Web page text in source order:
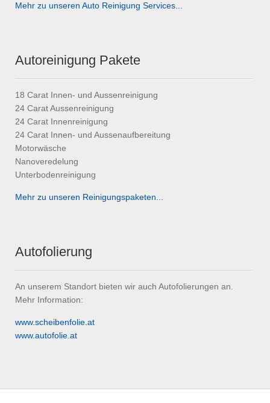
Mehr zu unseren Auto Reinigung Services...
Autoreinigung Pakete
18 Carat Innen- und Aussenreinigung
24 Carat Aussenreinigung
24 Carat Innenreinigung
24 Carat Innen- und Aussenaufbereitung
Motorwäsche
Nanoveredelung
Unterbodenreinigung
Mehr zu unseren Reinigungspaketen...
Autofolierung
An unserem Standort bieten wir auch Autofolierungen an.
Mehr Information:
www.scheibenfolie.at
www.autofolie.at